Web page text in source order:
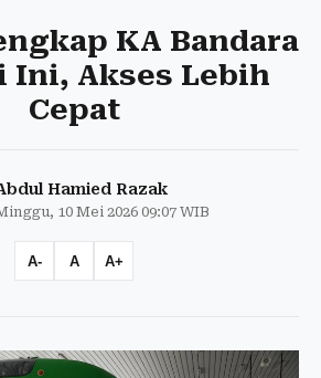
KA Bandara
Ini, Akses Lebih
Cepat
Hamied Razak
10 Mei 2026 09:07 WIB
A- A A+